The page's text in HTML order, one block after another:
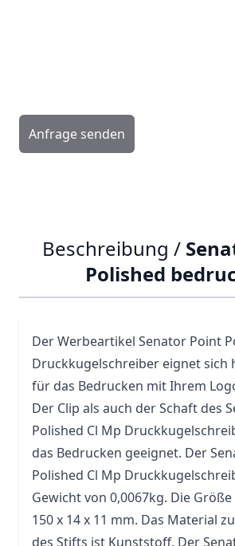
Anfrage senden
Beschreibung /
Polished
Der Werbeartikel Senator Point
Druckkugelschreiber eignet sich
für das Bedrucken mit Ihrem
Der Clip als auch der Schaft des
Polished Cl Mp
das Bedrucken geeignet. Der
Polished Cl Mp
Gewicht von 0,0067kg. Die
150 x 14 x 11 mm. Das Material
des Stifts ist Kunststoff. Der